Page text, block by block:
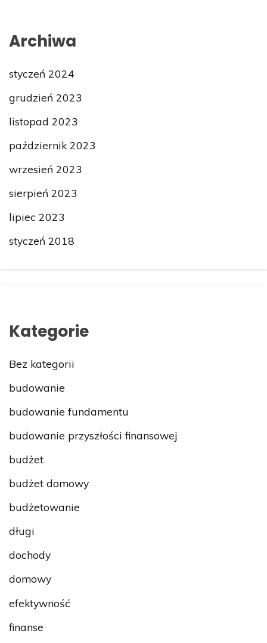
Archiwa
styczeń 2024
grudzień 2023
listopad 2023
październik 2023
wrzesień 2023
sierpień 2023
lipiec 2023
styczeń 2018
Kategorie
Bez kategorii
budowanie
budowanie fundamentu
budowanie przyszłości finansowej
budżet
budżet domowy
budżetowanie
długi
dochody
domowy
efektywność
finanse